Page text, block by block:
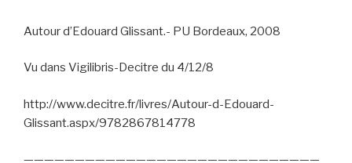
Autour d’Edouard Glissant.- PU Bordeaux, 2008
Vu dans Vigilibris-Decitre du 4/12/8
http://www.decitre.fr/livres/Autour-d-Edouard-
Glissant.aspx/9782867814778
—————————————————————————————